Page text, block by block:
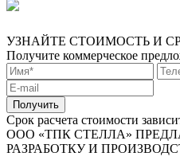
УЗНАЙТЕ СТОИМОСТЬ И
Получите коммерческое
Срок расчета стоимости
ООО «ТПК СТЕЛЛА»
РАЗРАБОТКУ И